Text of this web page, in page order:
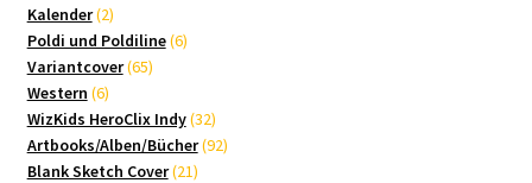
Kalender 22
Produkte
Poldi und Poldiline 66
Variantcover 6565
Western 66
Produkte
WizKids HeroClix Indy 3232
Produkte
Artbooks/Alben/Bücher 9292
Blank Sketch Cover 2121